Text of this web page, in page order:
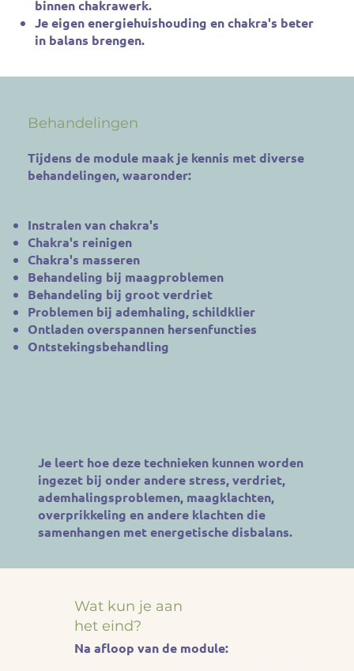
binnen chakrawerk.
Je eigen energiehuishouding en chakra's beter
in balans brengen.
Behandelingen
Tijdens de module maak je kennis met diverse
behandelingen, waaronder:
Instralen van chakra's
Chakra's reinigen
Chakra's masseren
Behandeling bij maagproblemen
Behandeling bij groot verdriet
Problemen bij ademhaling, schildklier
Ontladen overspannen hersenfuncties
Ontstekingsbehandling
Je leert hoe deze technieken kunnen worden
ingezet bij onder andere stress, verdriet,
ademhalingsproblemen, maagklachten,
overprikkeling en andere klachten die
samenhangen met energetische disbalans.
Wat kun je aan
het eind?
Na afloop van de module: